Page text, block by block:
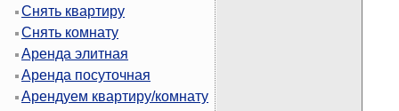
Снять квартиру
Снять комнату
Аренда элитная
Аренда посуточная
Арендуем квартиру/комнату